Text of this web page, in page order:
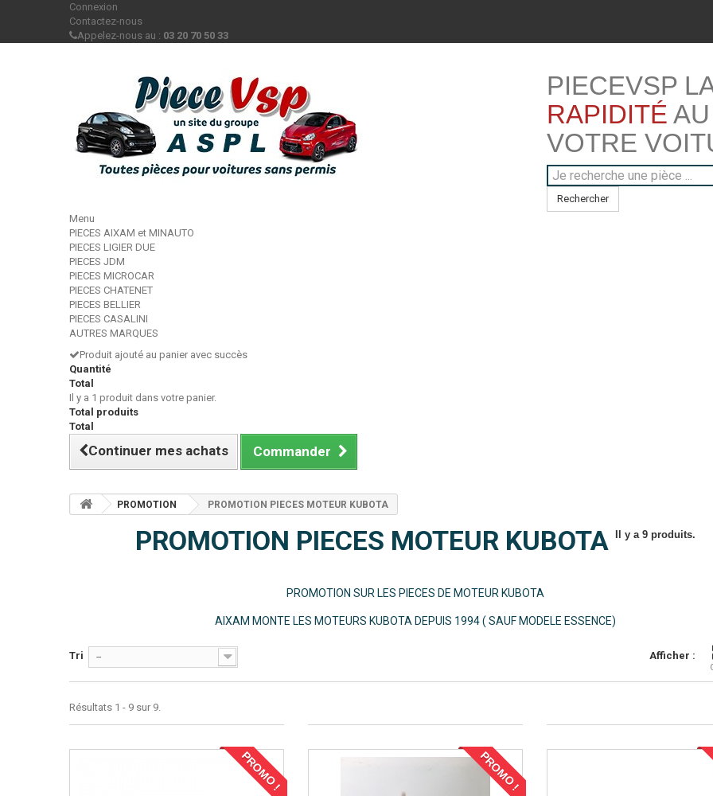
Connexion
Contactez-nous
Appelez-nous au : 03 20 70 50 33
PIECEVSP
RAPIDITÉ
VOTRE
Rechercher
Menu
PIECES AIXAM et MINAUTO
PIECES LIGIER DUE
PIECES JDM
PIECES MICROCAR
PIECES CHATENET
PIECES BELLIER
PIECES CASALINI
AUTRES MARQUES
Produit ajouté au panier avec succès
Quantité
Total
Il y a 1 produit dans votre panier.
Total produits
Total
Continuer mes achats Commander
PROMOTION PROMOTION PIECES MOTEUR KUBOTA
PROMOTION PIECES MOTEUR KUBOTA Il y a 9 produits.
PROMOTION SUR LES PIECES DE MOTEUR KUBOTA
AIXAM MONTE LES MOTEURS KUBOTA DEPUIS 1994 ( SAUF MODELE ESSENCE)
Afficher :
Tri --
Résultats 1 - 9 sur 9.
PROMO ! PROMO !